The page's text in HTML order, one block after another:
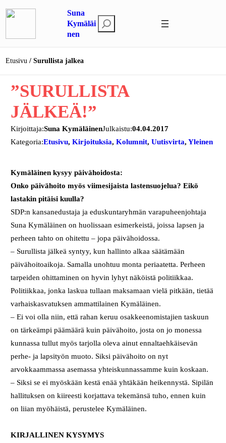
sisältöön
Suna
Kymäläi
nen
t
s
Etusivu Surullista jalkea
”SURULLISTA
JÄLKEÄ!”
Kirjoittaja:Suna KymäläinenJulkaistu:04.04.2017
Kategoria:Etusivu, Kirjoituksia, Kolumnit, Uutisvirta, Yleinen
Kymäläinen kysyy päivähoidosta:
Onko päivähoito myös viimesijaista lastensuojelua? Eikö
lastakin pitäisi kuulla?
SDP:n kansanedustaja ja eduskuntaryhmän varapuheenjohtaja
Suna Kymäläinen on huolissaan esimerkeistä, joissa lapsen ja
perheen tahto on ohitettu – jopa päivähoidossa.
– Surullista jälkeä syntyy, kun hallinto alkaa säätämään
päivähoitoaikoja. Samalla unohtuu monta periaatetta. Perheen
tarpeiden ohittaminen on hyvin lyhyt näköistä politiikkaa.
Politiikkaa, jonka laskua tullaan maksamaan vielä pitkään, tietää
varhaiskasvatuksen ammattilainen Kymäläinen.
– Ei voi olla niin, että rahan keruu osakkeenomistajien taskuun
on tärkeämpi päämäärä kuin päivähoito, josta on jo monessa
kunnassa tullut myös tarjolla oleva ainut ennaltaehkäisevän
perhe- ja lapsityön muoto. Siksi päivähoito on nyt
arvokkaammassa asemassa yhteiskunnassamme kuin koskaan.
– Siksi se ei myöskään kestä enää yhtäkään heikennystä. Sipilän
hallituksen on kiireesti korjattava tekemänsä tuho, ennen kuin
on liian myöhäistä, perustelee Kymäläinen.
KIRJALLINEN KYSYMYS